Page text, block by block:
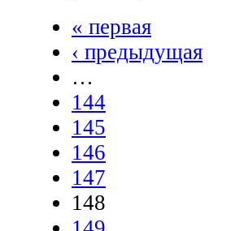
« первая
‹ предыдущая
…
144
145
146
147
148